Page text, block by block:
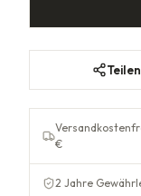
Teilen
€
2 Jahre